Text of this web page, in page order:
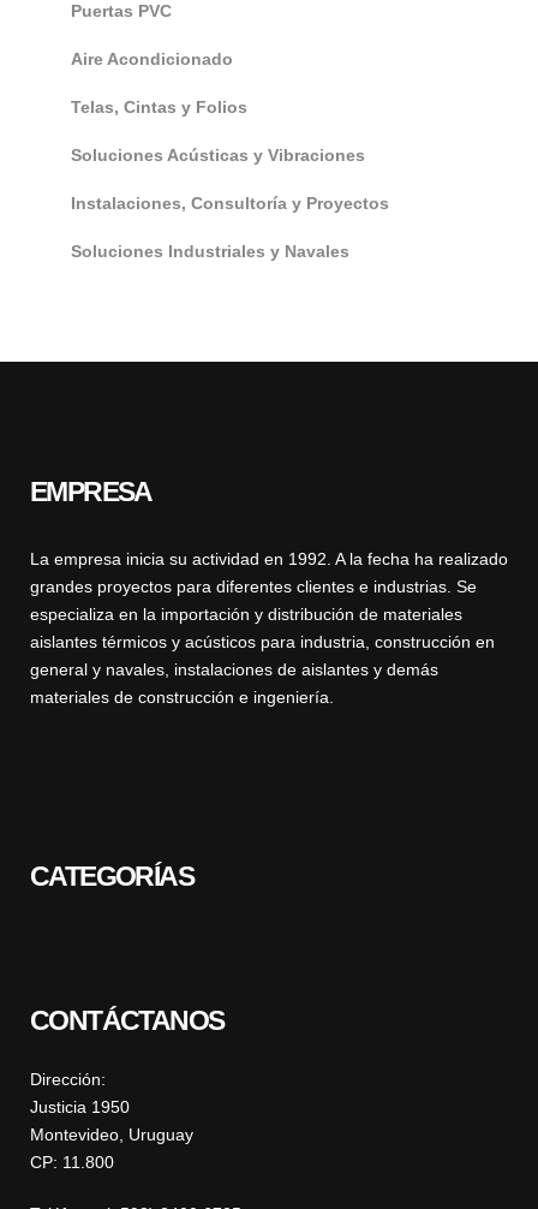
Puertas PVC
Aire Acondicionado
Telas, Cintas y Folios
Soluciones Acústicas y Vibraciones
Instalaciones, Consultoría y Proyectos
Soluciones Industriales y Navales
EMPRESA
La empresa inicia su actividad en 1992. A la fecha ha realizado
grandes proyectos para diferentes clientes e industrias. Se
especializa en la importación y distribución de materiales
aislantes térmicos y acústicos para industria, construcción en
general y navales, instalaciones de aislantes y demás
materiales de construcción e ingeniería.
CATEGORÍAS
CONTÁCTANOS
Dirección:
Justicia 1950
Montevideo, Uruguay
CP: 11.800